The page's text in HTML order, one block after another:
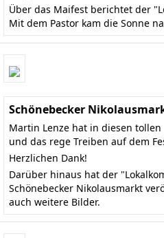
Über das Maifest berichtet der
Mit dem Pastor kam die Sonne
Schönebecker
Martin Lenze hat in diesen
und das rege Treiben auf dem
Herzlichen Dank!
Darüber hinaus hat der
Schönebecker Nikolausmarkt
auch weitere Bilder.